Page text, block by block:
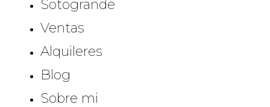
Sotogrande
Ventas
Alquileres
Blog
Sobre mi